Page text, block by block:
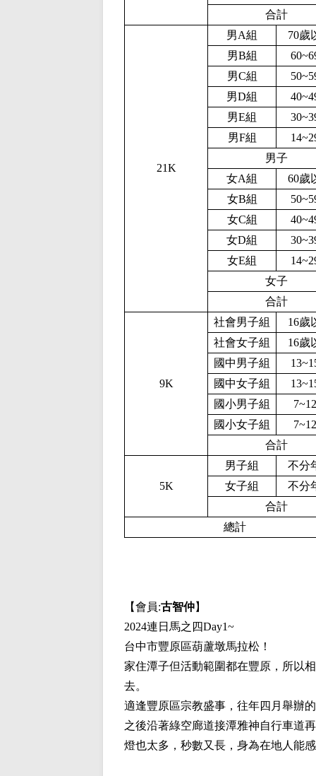
合計
21K
男A組
70歲
男B組
男C組
男D組
男E組
男F組
男子
女A組
60歲
女B組
女C組
女D組
女E組
女子
合計
9K
社會男子組
16歲
社會女子組
16歲
國中男子組
國中女子組
國小男子組
國小女子組
合計
5K
男子組
不分
女子組
不分
合計
總計
【會員:古智仲】
2024連日馬之四Day1~
台中市豐原區葫蘆墩馬拉松！
家住潭子但活動範圍都在豐原，所以
去。
適逢豐原區宗教盛事，往年四月舉辦
之後沿著綠空廊道接潭雅神自行車道
燈也太多，秒數又長，身為在地人能